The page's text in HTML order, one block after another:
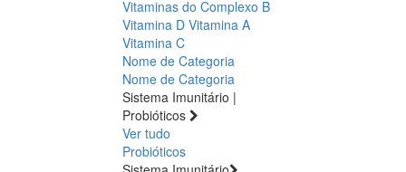
Vitaminas do Complexo B
Vitamina D Vitamina A
Vitamina C
Nome de Categoria
Nome de Categoria
Sistema Imunitário |
Probióticos
Ver tudo
Probióticos